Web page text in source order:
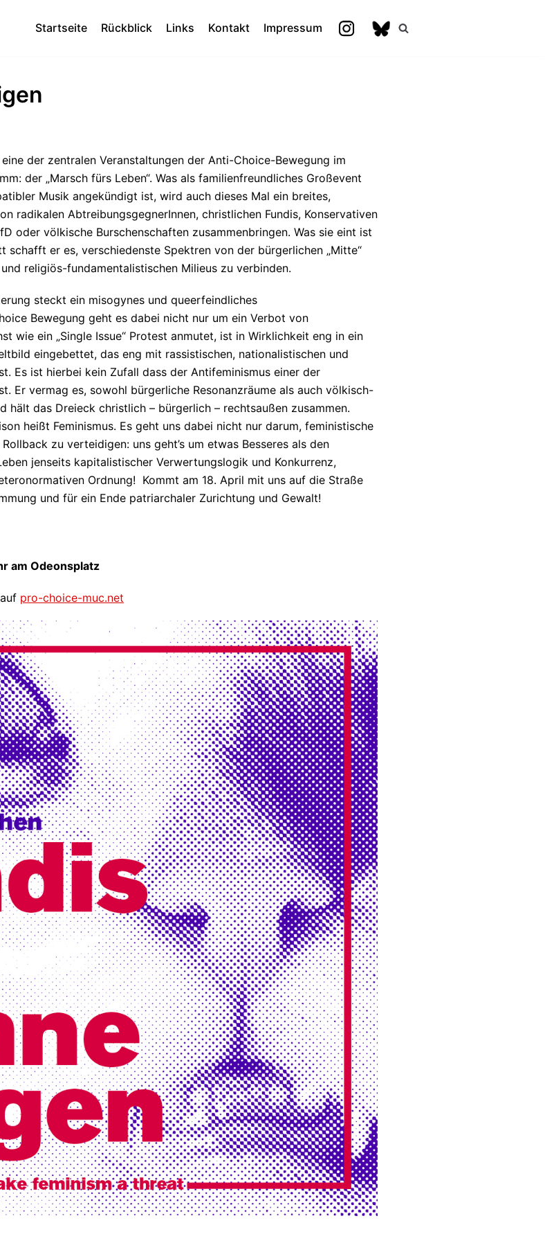
Startseite Rückblick Links Kontakt Impressum
der zentralen Veranstaltungen der Anti-Choice-Bewegung im
der „Marsch fürs Leben“. Was als familienfreundliches Großevent
Musik angekündigt ist, wird auch dieses Mal ein breites,
radikalen AbtreibungsgegnerInnen, christlichen Fundis, Konservativen
oder völkische Burschenschaften zusammenbringen. Was sie eint ist
schafft er es, verschiedenste Spektren von der bürgerlichen „Mitte“
religiös-fundamentalistischen Milieus zu verbinden.
steckt ein misogynes und queerfeindliches
Bewegung geht es dabei nicht nur um ein Verbot von
wie ein „Single Issue“ Protest anmutet, ist in Wirklichkeit eng in ein
eingebettet, das eng mit rassistischen, nationalistischen und
Es ist hierbei kein Zufall dass der Antifeminismus einer der
Er vermag es, sowohl bürgerliche Resonanzräume als auch völkisch-
hält das Dreieck christlich – bürgerlich – rechtsaußen zusammen.
heißt Feminismus. Es geht uns dabei nicht nur darum, feministische
zu verteidigen: uns geht’s um etwas Besseres als den
jenseits kapitalistischer Verwertungslogik und Konkurrenz,
Ordnung! Kommt am 18. April mit uns auf die Straße
und für ein Ende patriarchaler Zurichtung und Gewalt!
am Odeonsplatz
pro-choice-muc.net